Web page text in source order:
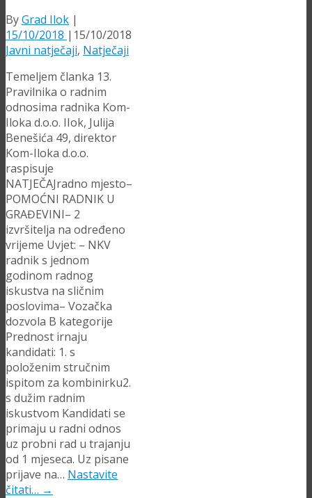
ByGrad Ilok |
15/10/2018 | 15/10/2018
Javni natječaji, Natječaji
Temeljem članka 13.
Pravilnika o radnim
odnosima radnika Kom-
Iloka d.o.o. IIok, Julija
Benešića 49, direktor
Kom-Iloka d.o.o.
raspisuje
NATJEČAJradno mjesto–
POMOĆNI RADNIK U
GRAĐEVINI– 2
izvršitelja na određeno
vrijeme Uvjet: – NKV
radnik s jednom
godinom radnog
iskustva na sličnim
poslovima– Vozačka
dozvola B kategorije
Prednost irnaju
kandidati: 1. s
položenim stručnim
ispitom za kombinirku2.
s dužim radnim
iskustvom Kandidati se
primaju u radni odnos
uz probni rad u trajanju
od 1 mjeseca. Uz pisane
prijave na… Nastavite
čitati… →